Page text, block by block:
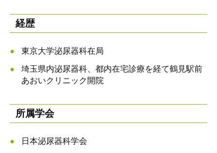
経歴
東京大学泌尿器科在局
埼玉県内泌尿器科、都内在宅診療を経て鶴見駅前
あおいクリニック開院
所属学会
日本泌尿器科学会